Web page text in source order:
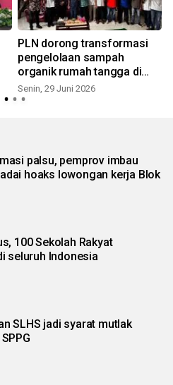
PLN dorong transformasi
pengelolaan sampah
organik rumah tangga di
Hative Besar melalui
pelatihan Eco Enzyme
Senin, 29 Juni 2026
palsu, pemprov imbau
hoaks lowongan kerja Blok
100 Sekolah Rakyat
seluruh Indonesia
SLHS jadi syarat mutlak